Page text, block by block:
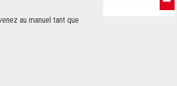
au manuel tant que